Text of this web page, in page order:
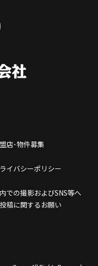
店･物件募集
イバシーポリシー
での撮影およびSNS等へ
稿に関するお願い